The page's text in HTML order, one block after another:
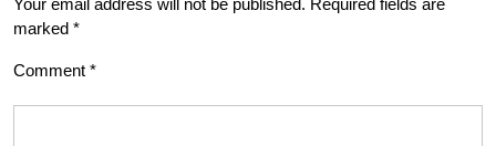
Your email address will not be published. Required fields are
marked *
Comment *